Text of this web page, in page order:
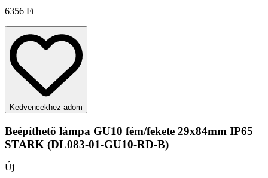
6356 Ft
Kedvencekhez adom
Beépíthető lámpa GU10 fém/fekete 29x84mm IP65
STARK (DL083-01-GU10-RD-B)
Új